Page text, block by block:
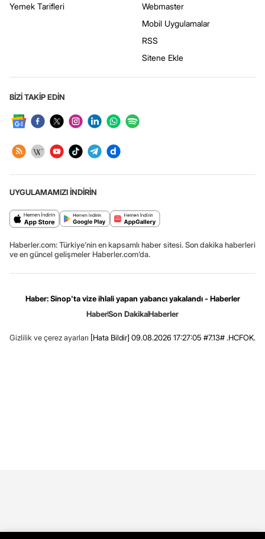
Yemek Tarifleri
Webmaster
Mobil Uygulamalar
RSS
Sitene Ekle
BİZİ TAKİP EDİN
UYGULAMAMIZI İNDİRİN
Haberler.com: Türkiye’nin en kapsamlı haber sitesi. Son dakika haberleri
ve en güncel gelişmeler Haberler.com’da.
Haber: Sinop'ta vize ihlali yapan yabancı yakalandı - Haberler
HaberSon DakikaHaberler
Gizlilik ve çerez ayarları [Hata Bildir] 09.08.2026 17:27:05 #7.13# .HCFOK.